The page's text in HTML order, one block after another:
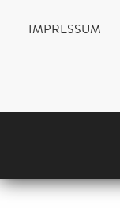
IMPRESSUM